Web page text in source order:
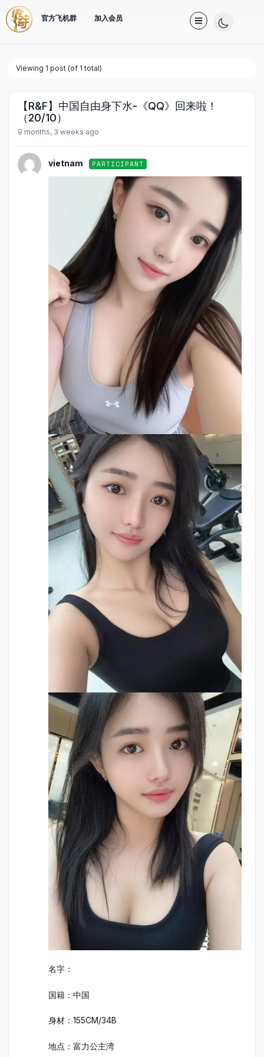
官方飞机群 加入会员
Viewing 1 post (of 1 total)
【R&F】中国自由身下水-《QQ》回来啦！
（20/10）
9 months, 3 weeks ago
vietnam PARTICIPANT
名字：
国籍：中国
身材：155CM/34B
地点：富力公主湾